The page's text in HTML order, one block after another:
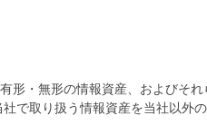
形・無形の情報資産、およびそ
で取り扱う情報資産を当社以外